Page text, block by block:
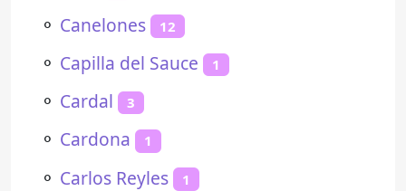
⚬ Canelones 12
⚬ Capilla del Sauce 1
⚬ Cardal 3
⚬ Cardona 1
⚬ Carlos Reyles 1